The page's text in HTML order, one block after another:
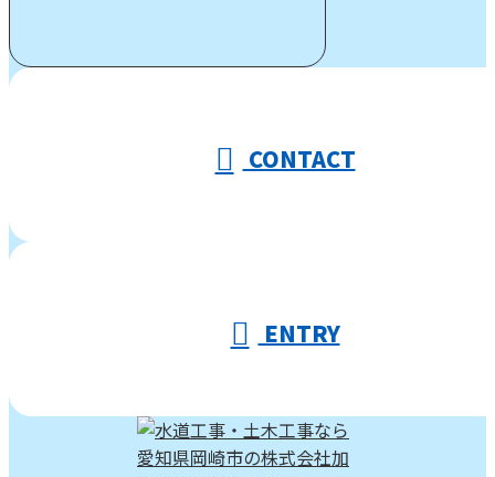
CONTACT
ENTRY